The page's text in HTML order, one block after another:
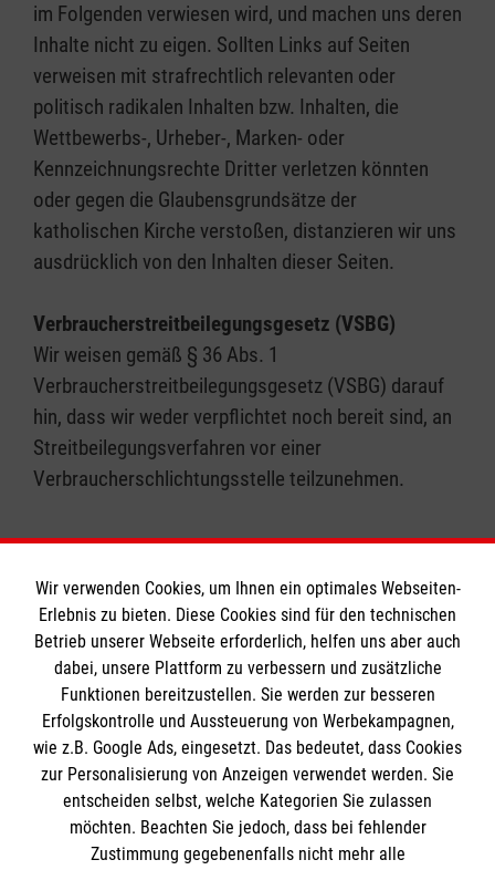
im Folgenden verwiesen wird, und machen uns deren
Inhalte nicht zu eigen. Sollten Links auf Seiten
verweisen mit strafrechtlich relevanten oder
politisch radikalen Inhalten bzw. Inhalten, die
Wettbewerbs-, Urheber-, Marken- oder
Kennzeichnungsrechte Dritter verletzen könnten
oder gegen die Glaubensgrundsätze der
katholischen Kirche verstoßen, distanzieren wir uns
ausdrücklich von den Inhalten dieser Seiten.
Verbraucherstreitbeilegungsgesetz (VSBG)
Wir weisen gemäß § 36 Abs. 1
Verbraucherstreitbeilegungsgesetz (VSBG) darauf
hin, dass wir weder verpflichtet noch bereit sind, an
Streitbeilegungsverfahren vor einer
Verbraucherschlichtungsstelle teilzunehmen.
Informationen
Impressum
Datenschutz
Kontakt
Die Malteser
Malteser in Deutschland
Wir verwenden Cookies, um Ihnen ein optimales Webseiten-
Erlebnis zu bieten. Diese Cookies sind für den technischen
Betrieb unserer Webseite erforderlich, helfen uns aber auch
dabei, unsere Plattform zu verbessern und zusätzliche
Funktionen bereitzustellen. Sie werden zur besseren
Erfolgskontrolle und Aussteuerung von Werbekampagnen,
wie z.B. Google Ads, eingesetzt. Das bedeutet, dass Cookies
zur Personalisierung von Anzeigen verwendet werden. Sie
entscheiden selbst, welche Kategorien Sie zulassen
möchten. Beachten Sie jedoch, dass bei fehlender
Zustimmung gegebenenfalls nicht mehr alle